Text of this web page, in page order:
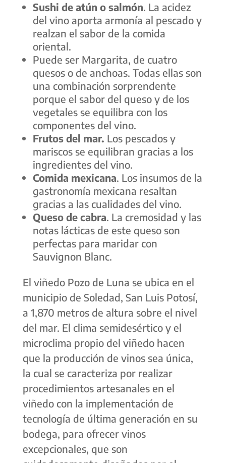
Sushi de atún o salmón. La acidez
del vino aporta armonía al pescado y
realzan el sabor de la comida
oriental.
Puede ser Margarita, de cuatro
quesos o de anchoas. Todas ellas son
una combinación sorprendente
porque el sabor del queso y de los
vegetales se equilibra con los
componentes del vino.
Frutos del mar. Los pescados y
mariscos se equilibran gracias a los
ingredientes del vino.
Comida mexicana. Los insumos de la
gastronomía mexicana resaltan
gracias a las cualidades del vino.
Queso de cabra. La cremosidad y las
notas lácticas de este queso son
perfectas para maridar con
Sauvignon Blanc.
El viñedo Pozo de Luna se ubica en el
municipio de Soledad, San Luis Potosí,
a 1,870 metros de altura sobre el nivel
del mar. El clima semidesértico y el
microclima propio del viñedo hacen
que la producción de vinos sea única,
la cual se caracteriza por realizar
procedimientos artesanales en el
viñedo con la implementación de
tecnología de última generación en su
bodega, para ofrecer vinos
excepcionales, que son